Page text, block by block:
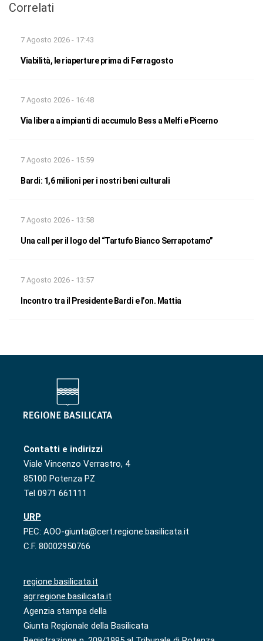
Correlati
7 Agosto 2026 - 17:43
Viabilità, le riaperture prima di Ferragosto
7 Agosto 2026 - 16:48
Via libera a impianti di accumulo Bess a Melfi e Picerno
7 Agosto 2026 - 15:59
Bardi: 1,6 milioni per i nostri beni culturali
7 Agosto 2026 - 13:58
Una call per il logo del “Tartufo Bianco Serrapotamo”
7 Agosto 2026 - 13:57
Incontro tra il Presidente Bardi e l’on. Mattia
Contatti e indirizzi
Viale Vincenzo Verrastro, 4
85100 Potenza PZ
Tel 0971 661111
URP
PEC: AOO-giunta@cert.regione.basilicata.it
C.F. 80002950766
regione.basilicata.it
agr.regione.basilicata.it
Agenzia stampa della
Giunta Regionale della Basilicata